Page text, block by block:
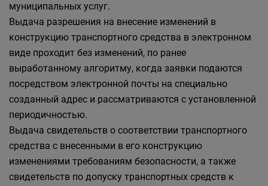
муниципальных услуг.
Выдача разрешения на внесение изменений в
конструкцию транспортного средства в электронном
виде проходит без изменений, по ранее
выработанному алгоритму, когда заявки подаются
посредством электронной почты на специально
созданный адрес и рассматриваются с установленной
периодичностью.
Выдача свидетельств о соответствии транспортного
средства с внесенными в его конструкцию
изменениями требованиям безопасности, а также
свидетельств по допуску транспортных средств к